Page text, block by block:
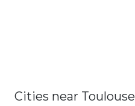
Cities near Toulouse